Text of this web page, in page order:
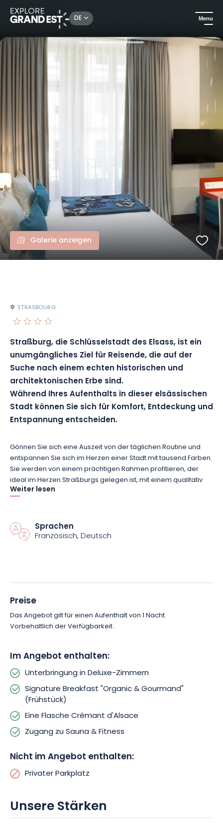
DE Menu
Sehenswertes in der Region Grand Est Boxset All You Need is Love
Galerie anzeigen
STRASBOURG
Straßburg, die Schlüsselstadt des Elsass, ist ein
unumgängliches Ziel für Reisende, die auf der
Suche nach einem echten historischen und
architektonischen Erbe sind.
Während Ihres Aufenthalts in dieser elsässischen
Stadt können Sie sich für Komfort, Entdeckung und
Entspannung entscheiden.
Gönnen Sie sich eine Auszeit von der täglichen Routine und
entspannen Sie sich im Herzen einer Stadt mit tausend Farben.
Sie werden von einem prächtigen Rahmen profitieren, der
ideal im Herzen Straßburgs gelegen ist, mit einem qualitativ
hochwertigen Service, um Ihre Auszeit so angenehm wie
Während Ihres Aufenthalts können Sie auch den
Entspannungsbereich des Hotels nutzen. Dort stehen Ihnen
dass sie von einem Hotel zum anderen den gleichen
entspannten Luxus bietet.
Weiter lesen
Sprachen
Französisch, Deutsch
Preise
Das Angebot gilt für einen Aufenthalt von 1 Nacht.
Vorbehaltlich der Verfügbarkeit .
Im Angebot enthalten:
Unterbringung in Deluxe-Zimmern
Signature Breakfast "Organic & Gourmand"
(Frühstück)
Eine Flasche Crémant d'Alsace
Zugang zu Sauna & Fitness
Nicht im Angebot enthalten:
Privater Parkplatz
Unsere Stärken